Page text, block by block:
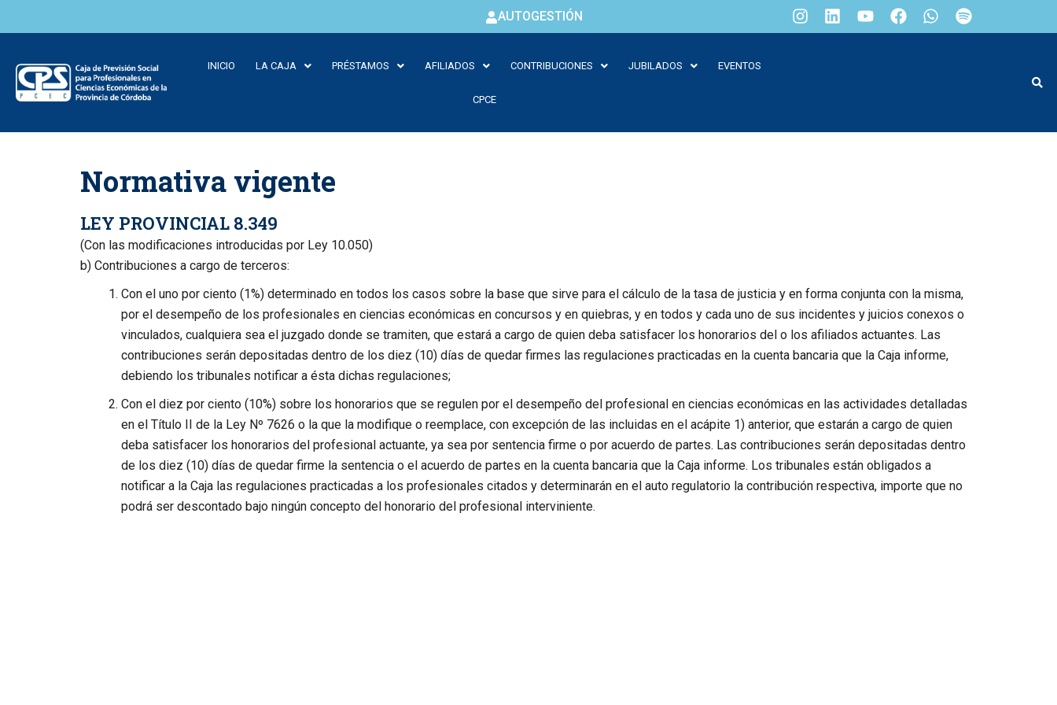
AUTOGESTIÓN
INICIO LA CAJA PRÉSTAMOS AFILIADOS CONTRIBUCIONES JUBILADOS EVENTOS
CPCE
Normativa vigente
LEY PROVINCIAL 8.349
(Con las modificaciones introducidas por Ley 10.050)
b) Contribuciones a cargo de terceros:
Con el uno por ciento (1%) determinado en todos los casos sobre la base que sirve para el cálculo de la tasa de justicia y en forma conjunta con la misma,
por el desempeño de los profesionales en ciencias económicas en concursos y en quiebras, y en todos y cada uno de sus incidentes y juicios conexos o
vinculados, cualquiera sea el juzgado donde se tramiten, que estará a cargo de quien deba satisfacer los honorarios del o los afiliados actuantes. Las
contribuciones serán depositadas dentro de los diez (10) días de quedar firmes las regulaciones practicadas en la cuenta bancaria que la Caja informe,
debiendo los tribunales notificar a ésta dichas regulaciones;
Con el diez por ciento (10%) sobre los honorarios que se regulen por el desempeño del profesional en ciencias económicas en las actividades detalladas
en el Título II de la Ley Nº 7626 o la que la modifique o reemplace, con excepción de las incluidas en el acápite 1) anterior, que estarán a cargo de quien
deba satisfacer los honorarios del profesional actuante, ya sea por sentencia firme o por acuerdo de partes. Las contribuciones serán depositadas dentro
de los diez (10) días de quedar firme la sentencia o el acuerdo de partes en la cuenta bancaria que la Caja informe. Los tribunales están obligados a
notificar a la Caja las regulaciones practicadas a los profesionales citados y determinarán en el auto regulatorio la contribución respectiva, importe que no
podrá ser descontado bajo ningún concepto del honorario del profesional interviniente.